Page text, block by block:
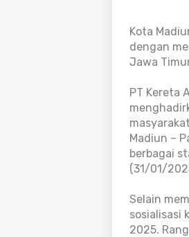
Kota
dengan
Jawa
PT Kereta
Madiun –
berbagai
(31/01/
Selain
sosialisasi
2025.